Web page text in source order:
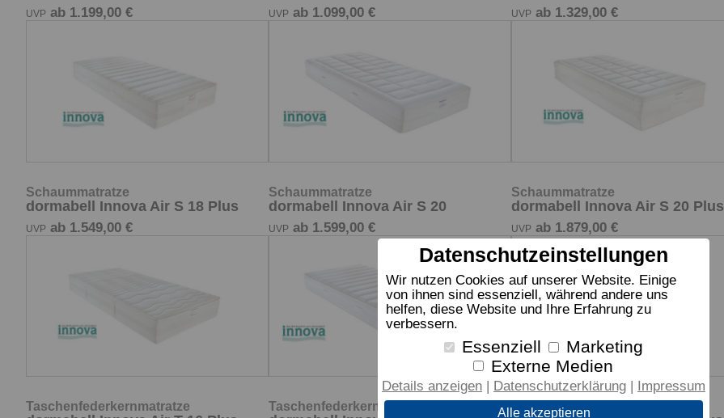
UVP ab 1.199,00 € UVP ab 1.099,00 € UVP ab 1.329,00 €
Schaummatratze
dormabell Innova Air S 18 Plus
UVP ab 1.549,00 €
Schaummatratze
dormabell Innova Air S 20
UVP ab 1.599,00 €
Schaummatratze
dormabell Innova Air S 20 Plus
UVP ab 1.879,00 €
Taschenfederkernmatratze Taschenfederkernmatratze Taschenfederkernmatratze
Datenschutzeinstellungen
Wir nutzen Cookies auf unserer Website. Einige
von ihnen sind essenziell, während andere uns
helfen, diese Website und Ihre Erfahrung zu
verbessern.
Essenziell
Marketing
Externe Medien
Details anzeigen Datenschutzerklärung Impressum
Alle akzeptieren